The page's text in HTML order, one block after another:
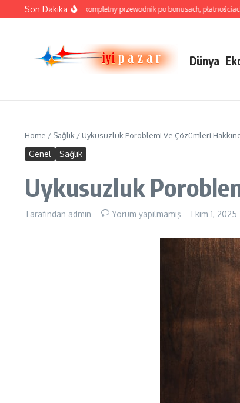
İçeriğe atlaSon Dakika
Road Online – kompletny przewodnik po bonusach, płatnościach i
Dünya
Home / Sağlık / Uykusuzluk Poroblemi Ve Çözümleri
Genel Sağlık
Uykusuzluk
Tarafından admin Yorum yapılmamış Ekim 1, 2025